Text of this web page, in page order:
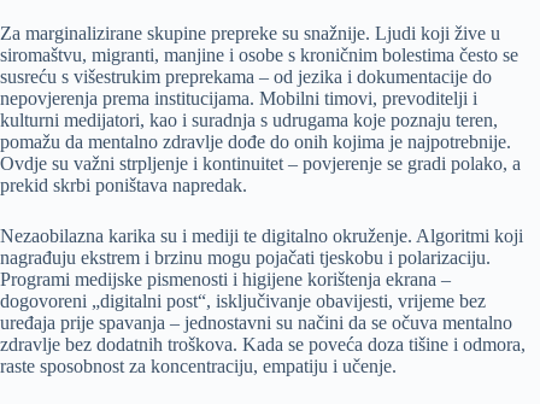
Za marginalizirane skupine prepreke su snažnije. Ljudi koji žive u
siromaštvu, migranti, manjine i osobe s kroničnim bolestima često se
susreću s višestrukim preprekama – od jezika i dokumentacije do
nepovjerenja prema institucijama. Mobilni timovi, prevoditelji i
kulturni medijatori, kao i suradnja s udrugama koje poznaju teren,
pomažu da mentalno zdravlje dođe do onih kojima je najpotrebnije.
Ovdje su važni strpljenje i kontinuitet – povjerenje se gradi polako, a
prekid skrbi poništava napredak.
Nezaobilazna karika su i mediji te digitalno okruženje. Algoritmi koji
nagrađuju ekstrem i brzinu mogu pojačati tjeskobu i polarizaciju.
Programi medijske pismenosti i higijene korištenja ekrana –
dogovoreni „digitalni post“, isključivanje obavijesti, vrijeme bez
uređaja prije spavanja – jednostavni su načini da se očuva mentalno
zdravlje bez dodatnih troškova. Kada se poveća doza tišine i odmora,
raste sposobnost za koncentraciju, empatiju i učenje.